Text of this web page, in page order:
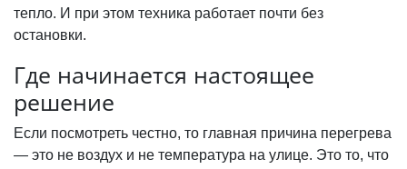
тепло. И при этом техника работает почти без
остановки.
Где начинается настоящее
решение
Если посмотреть честно, то главная причина перегрева
— это не воздух и не температура на улице. Это то, что